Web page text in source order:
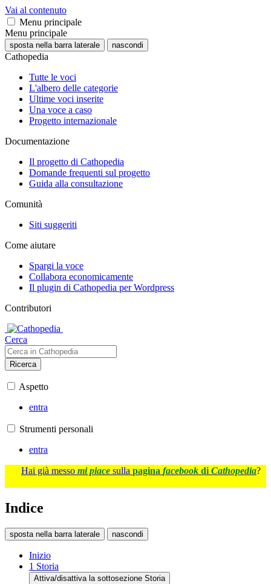
Vai al contenuto
Menu principale
Menu principale
sposta nella barra laterale nascondi
Cathopedia
Tutte le voci
L'albero delle categorie
Ultime voci inserite
Una voce a caso
Progetto internazionale
Documentazione
Il progetto di Cathopedia
Domande frequenti sul progetto
Guida alla consultazione
Comunità
Siti suggeriti
Come aiutare
Spargi la voce
Collabora economicamente
Il plugin di Cathopedia per Wordpress
Contributori
Cerca
Ricerca
Aspetto
entra
Strumenti personali
entra
Hai già messo mi piace sulla pagina facebook di Cathopedia?
Indice
sposta nella barra laterale nascondi
Inizio
1 Storia
Attiva/disattiva la sottosezione Storia